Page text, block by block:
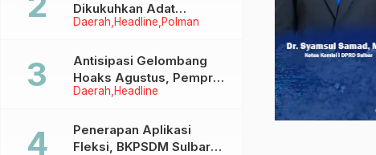
Daerah Headline Polman
Dikukuhkan Adat
Balanipa, Raih Gelar Sulo
Daerah Headline
Antisipasi Gelombang
Hoaks Agustus, Pemprov
Sulbar Ajak Warga Jaga
Penerapan Aplikasi
Fleksi, BKPSDM Sulbar